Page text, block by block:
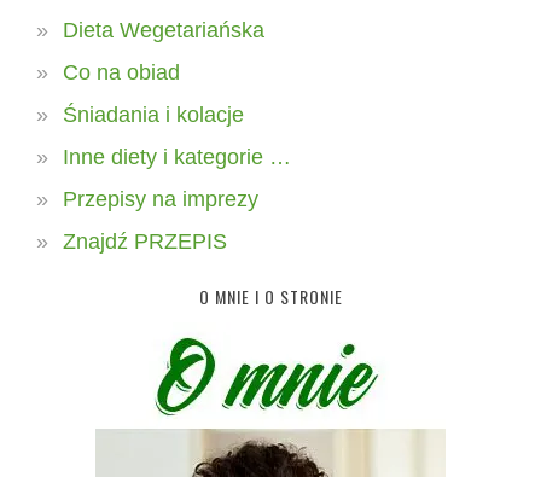
Dieta Wegetariańska
Co na obiad
Śniadania i kolacje
Inne diety i kategorie …
Przepisy na imprezy
Znajdź PRZEPIS
O MNIE I O STRONIE